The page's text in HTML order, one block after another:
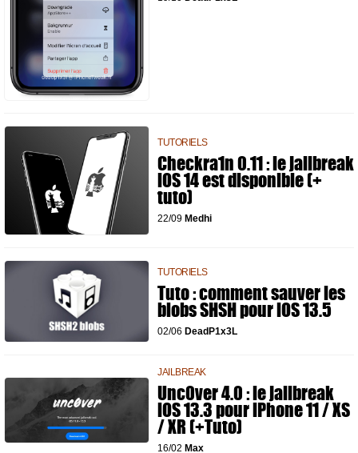
TUTORIELS
Checkra1n 0.11 : le jailbreak
iOS 14 est disponible (+
tuto)
22/09 Medhi
TUTORIELS
Tuto : comment sauver les
blobs SHSH pour iOS 13.5
02/06 DeadP1x3L
JAILBREAK
Unc0ver 4.0 : le jailbreak
iOS 13.3 pour iPhone 11 / XS
/ XR (+Tuto)
16/02 Max